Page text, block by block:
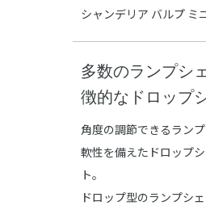
シャンデリア バルプ ミ
多数のランプシ
徴的なドロップ
角度の調節できるラン
軟性を備えたドロップ
ト。
ドロップ型のランプシ